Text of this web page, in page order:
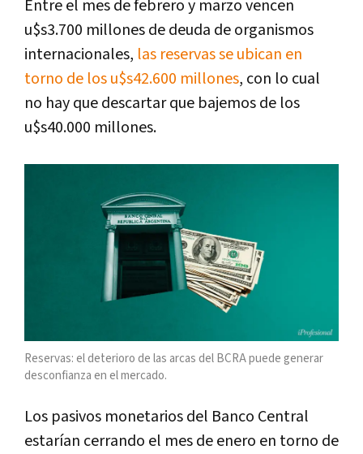
Entre el mes de febrero y marzo vencen
u$s3.700 millones de deuda de organismos
internacionales, las reservas se ubican en
torno de los u$s42.600 millones, con lo cual
no hay que descartar que bajemos de los
u$s40.000 millones.
Reservas: el deterioro de las arcas del BCRA puede generar
desconfianza en el mercado.
Los pasivos monetarios del Banco Central
estarían cerrando el mes de enero en torno de